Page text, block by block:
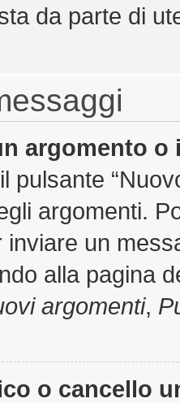
da parte di
argomento
pulsante
argomenti.
inviare un
alla pagina
argomenti,
o cancello